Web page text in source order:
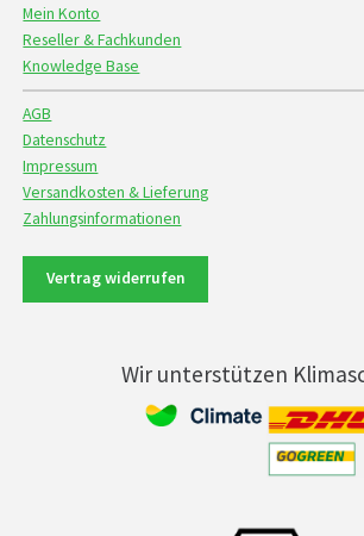
Mein Konto
Reseller & Fachkunden
Knowledge Base
AGB
Datenschutz
Impressum
Versandkosten & Lieferung
Zahlungsinformationen
Vertrag widerrufen
Wir unterstützen